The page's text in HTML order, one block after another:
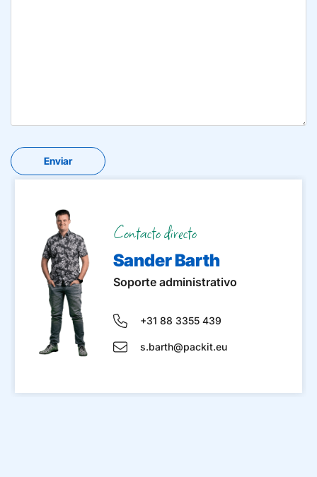
Contacto directo
Sander Barth
Soporte administrativo
+31 88 3355 439
s.barth@packit.eu